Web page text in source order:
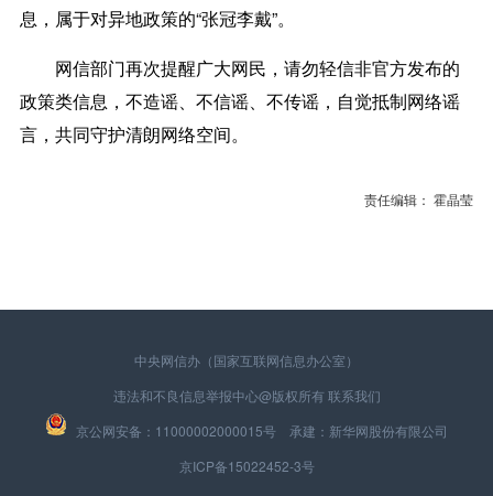
息，属于对异地政策的“张冠李戴”。
网信部门再次提醒广大网民，请勿轻信非官方发布的
政策类信息，不造谣、不信谣、不传谣，自觉抵制网络谣
言，共同守护清朗网络空间。
责任编辑： 霍晶莹
中央网信办（国家互联网信息办公室）
违法和不良信息举报中心@版权所有 联系我们
京公网安备：11000002000015号 承建：新华网股份有限公司
京ICP备15022452-3号